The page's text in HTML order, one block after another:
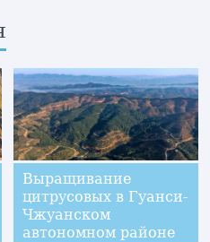
Выращивание
цитрусовых в Гуанси-
Чжуанском
автономном районе